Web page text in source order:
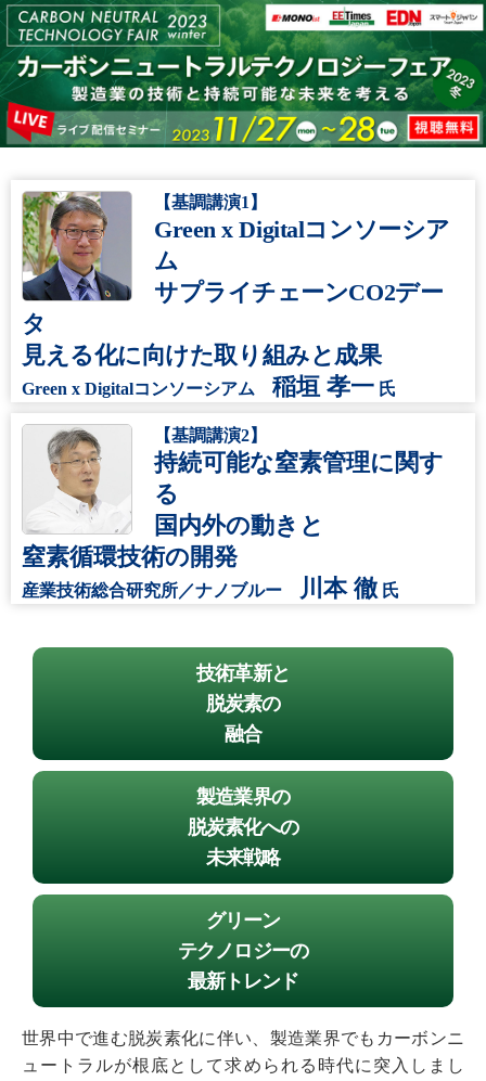
【基調講演1】
Green x Digitalコンソーシア
ム
サプライチェーンCO2デー
タ
見える化に向けた取り組みと成果
Green x Digitalコンソーシアム 稲垣 孝一 氏
【基調講演2】
持続可能な窒素管理に関す
る
国内外の動きと
窒素循環技術の開発
産業技術総合研究所／ナノブルー 川本 徹 氏
技術革新と
脱炭素の
融合
製造業界の
脱炭素化への
未来戦略
グリーン
テクノロジーの
最新トレンド
世界中で進む脱炭素化に伴い、製造業界でもカーボンニ
ュートラルが根底として求められる時代に突入しまし